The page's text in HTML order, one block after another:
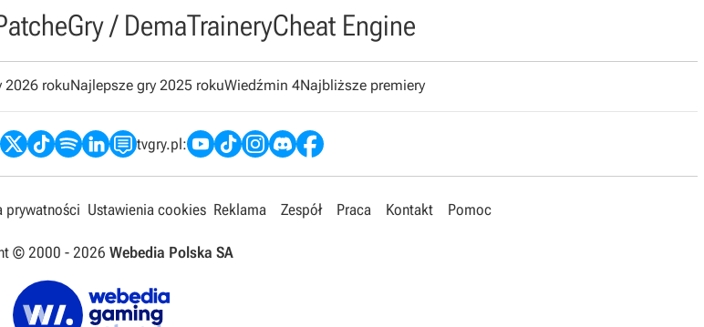
Gry / DemaTraineryCheat Engine
2026 rokuNajlepsze gry 2025 rokuWiedźmin 4Najbliższe premiery
tvgry.pl:
prywatności Ustawienia cookies Reklama Zespół Praca Kontakt Pomoc
© 2000 - 2026 Webedia Polska SA